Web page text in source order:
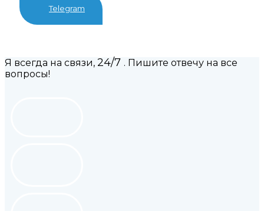
Telegram
Я всегда на связи, 24/7 . Пишите отвечу на все
вопросы!